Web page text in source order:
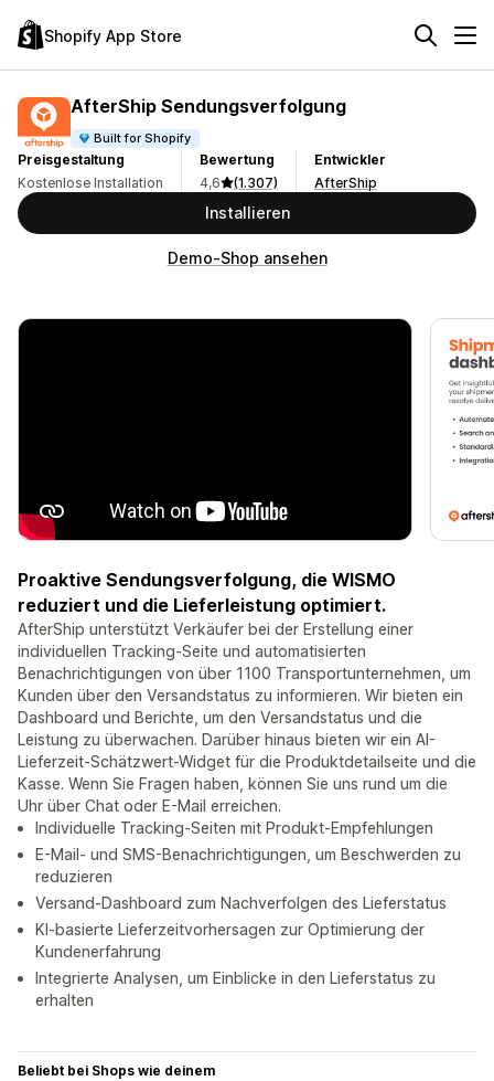
Shopify App Store
AfterShip Sendungsverfolgung
Built for Shopify
Preisgestaltung
Kostenlose Installation
Bewertung
4,6
(1.307)
Entwickler
AfterShip
Installieren
Demo-Shop ansehen
Proaktive Sendungsverfolgung, die WISMO
reduziert und die Lieferleistung optimiert.
AfterShip unterstützt Verkäufer bei der Erstellung einer
individuellen Tracking-Seite und automatisierten
Benachrichtigungen von über 1100 Transportunternehmen, um
Kunden über den Versandstatus zu informieren. Wir bieten ein
Dashboard und Berichte, um den Versandstatus und die
Leistung zu überwachen. Darüber hinaus bieten wir ein AI-
Lieferzeit-Schätzwert-Widget für die Produktdetailseite und die
Kasse. Wenn Sie Fragen haben, können Sie uns rund um die
Uhr über Chat oder E-Mail erreichen.
Individuelle Tracking-Seiten mit Produkt-Empfehlungen
E-Mail- und SMS-Benachrichtigungen, um Beschwerden zu
reduzieren
Versand-Dashboard zum Nachverfolgen des Lieferstatus
KI-basierte Lieferzeitvorhersagen zur Optimierung der
Kundenerfahrung
Integrierte Analysen, um Einblicke in den Lieferstatus zu
erhalten
Beliebt bei Shops wie deinem